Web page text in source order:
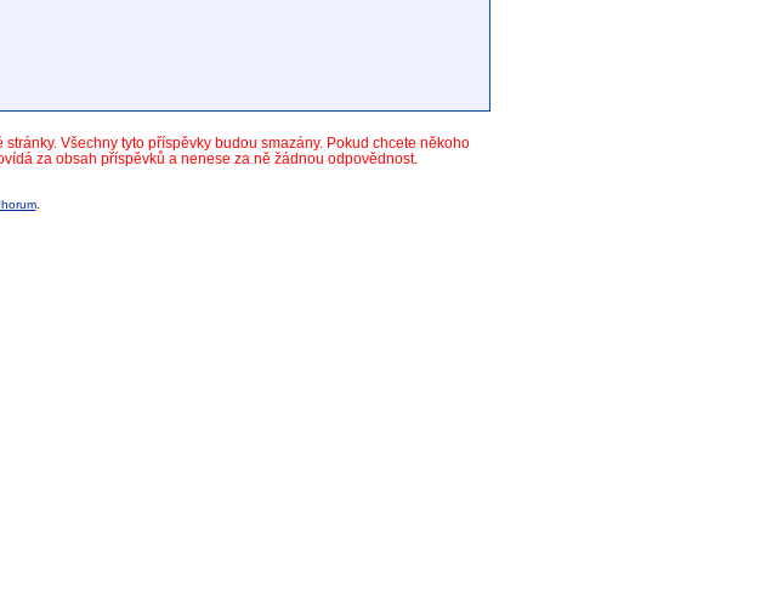
Všechny tyto příspěvky budou smazány. Pokud chcete někoho
za obsah příspěvků a nenese za ně žádnou odpovědnost.
.